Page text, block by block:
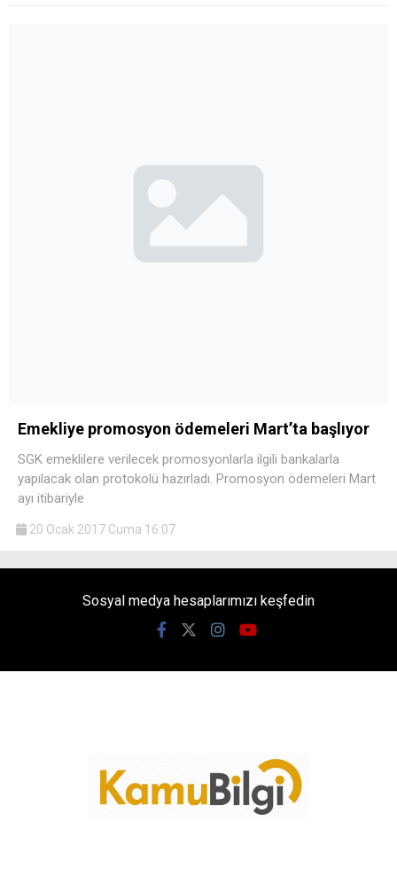
Emekliye promosyon ödemeleri Mart’ta başlıyor
SGK emeklilere verilecek promosyonlarla ilgili bankalarla
yapılacak olan protokolü hazırladı. Promosyon ödemeleri Mart
ayı itibariyle
20 Ocak 2017 Cuma 16:07
Sosyal medya hesaplarımızı keşfedin